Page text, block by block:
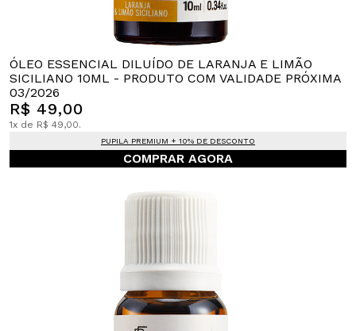
ÓLEO ESSENCIAL DILUÍDO DE LARANJA E LIMÃO
SICILIANO 10ML - PRODUTO COM VALIDADE PRÓXIMA
03/2026
R$ 49,00
1x de R$ 49,00.
PUPILA PREMIUM + 10% DE DESCONTO
COMPRAR AGORA